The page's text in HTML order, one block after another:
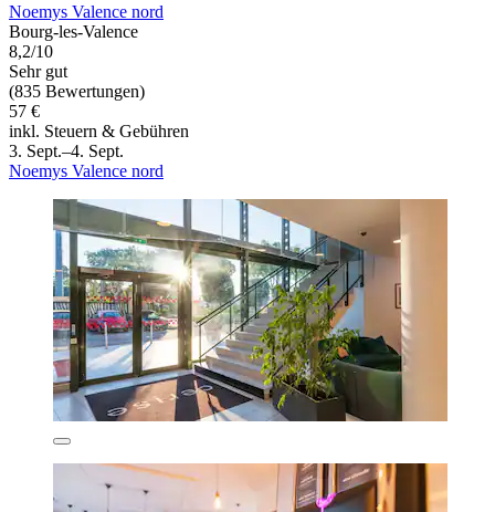
Noemys Valence nord
Bourg-les-Valence
8,2/10
Sehr gut
(835 Bewertungen)
57 €
inkl. Steuern & Gebühren
3. Sept.–4. Sept.
Noemys Valence nord